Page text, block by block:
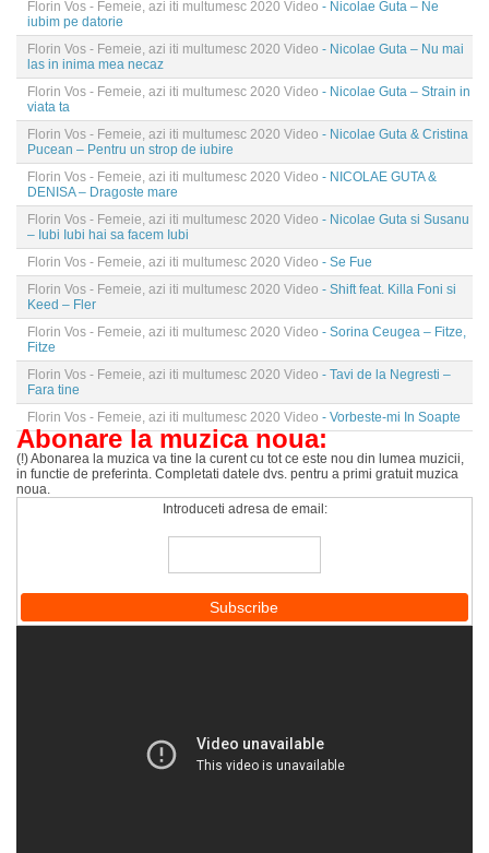
Florin Vos - Femeie, azi iti multumesc 2020 Video - Nicolae Guta – Ne
iubim pe datorie
Florin Vos - Femeie, azi iti multumesc 2020 Video - Nicolae Guta – Nu mai
las in inima mea necaz
Florin Vos - Femeie, azi iti multumesc 2020 Video - Nicolae Guta – Strain in
viata ta
Florin Vos - Femeie, azi iti multumesc 2020 Video - Nicolae Guta & Cristina
Pucean – Pentru un strop de iubire
Florin Vos - Femeie, azi iti multumesc 2020 Video - NICOLAE GUTA &
DENISA – Dragoste mare
Florin Vos - Femeie, azi iti multumesc 2020 Video - Nicolae Guta si Susanu
– Iubi Iubi hai sa facem Iubi
Florin Vos - Femeie, azi iti multumesc 2020 Video - Se Fue
Florin Vos - Femeie, azi iti multumesc 2020 Video - Shift feat. Killa Foni si
Keed – Fler
Florin Vos - Femeie, azi iti multumesc 2020 Video - Sorina Ceugea – Fitze,
Fitze
Florin Vos - Femeie, azi iti multumesc 2020 Video - Tavi de la Negresti –
Fara tine
Florin Vos - Femeie, azi iti multumesc 2020 Video - Vorbeste-mi In Soapte
Abonare la muzica noua:
(!) Abonarea la muzica va tine la curent cu tot ce este nou din lumea muzicii,
in functie de preferinta. Completati datele dvs. pentru a primi gratuit muzica
noua.
Introduceti adresa de email: